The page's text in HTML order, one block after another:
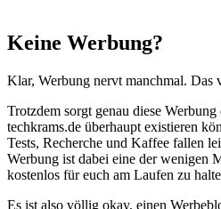
Schließen
Keine Werbung?
Klar, Werbung nervt manchmal. Das
Trotzdem sorgt genau diese
techkrams.de überhaupt existieren
Tests, Recherche und Kaffee fallen
Werbung ist dabei eine der wenigen
kostenlos für euch am Laufen zu
Es ist also völlig okay, einen